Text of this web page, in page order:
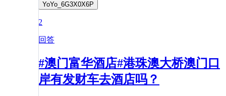
YoYo_6G3X0X6P
2
回答
#澳门富华酒店#港珠澳大桥澳门口
岸有发财车去酒店吗？